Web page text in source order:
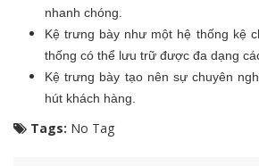
nhanh chóng.
Kệ trưng bày như một hệ thống kệ
thống có thể lưu trữ được đa dạng
Kệ trưng bày tạo nên sự chuyên
hút khách hàng.
Tags: No Tag